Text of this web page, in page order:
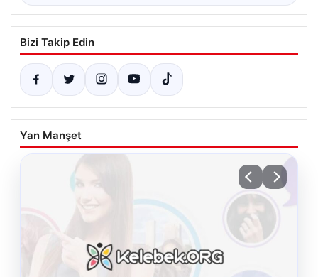
Bizi Takip Edin
Yan Manşet